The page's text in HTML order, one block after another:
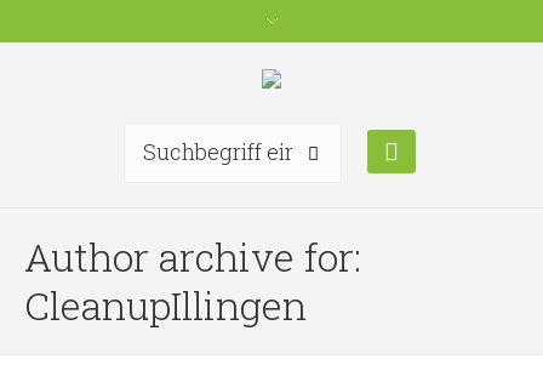
Author archive for:
CleanupIllingen